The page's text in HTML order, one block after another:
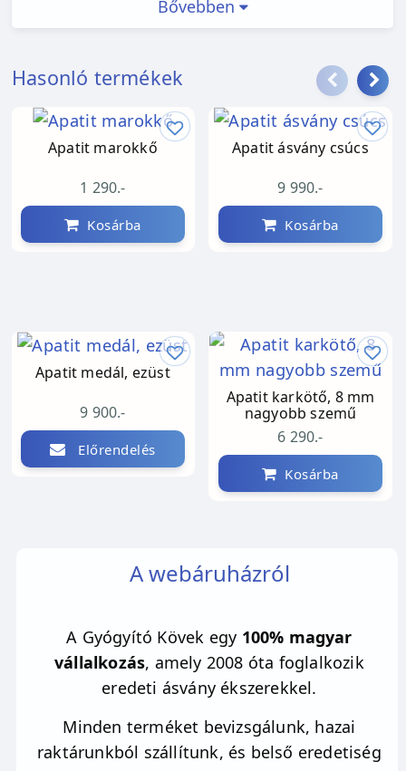
Ha többet szeretnél megtudni az apatit
ásványról,kattints ide!
Bővebben
Hasonló termékek
Apatit marokkő
1 290.-
Kosárba
Apatit medál, ezüst
9 900.-
Előrendelés
Apatit ásvány csúcs
9 990.-
Kosárba
Apatit karkötő, 8 mm
nagyobb szemű
6 290.-
Kosárba
A webáruházról
A Gyógyító Kövek egy 100% magyar
vállalkozás, amely 2008 óta foglalkozik
eredeti ásvány ékszerekkel.
Minden terméket bevizsgálunk, hazai
raktárunkból szállítunk, és belső eredetiség